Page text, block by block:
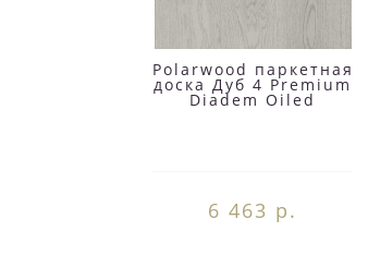
Polarwood паркетная
доска Дуб 4 Premium
Diadem Oiled
6 463 р.